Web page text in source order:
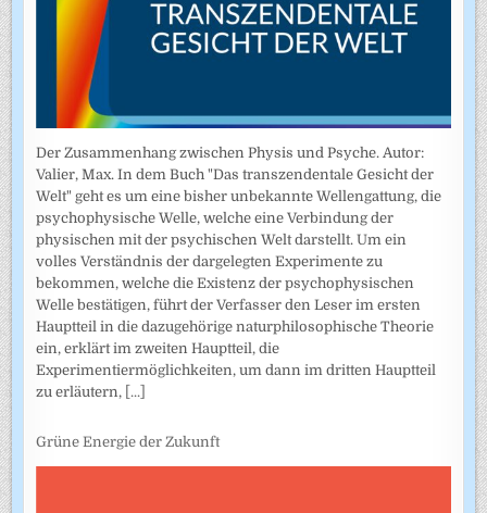
Der Zusammenhang zwischen Physis und Psyche. Autor:
Valier, Max. In dem Buch "Das transzendentale Gesicht der
Welt" geht es um eine bisher unbekannte Wellengattung, die
psychophysische Welle, welche eine Verbindung der
physischen mit der psychischen Welt darstellt. Um ein
volles Verständnis der dargelegten Experimente zu
bekommen, welche die Existenz der psychophysischen
Welle bestätigen, führt der Verfasser den Leser im ersten
Hauptteil in die dazugehörige naturphilosophische Theorie
ein, erklärt im zweiten Hauptteil, die
Experimentiermöglichkeiten, um dann im dritten Hauptteil
zu erläutern, [...]
Grüne Energie der Zukunft